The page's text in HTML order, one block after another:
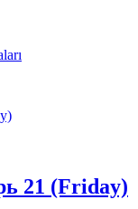
21 (Friday)